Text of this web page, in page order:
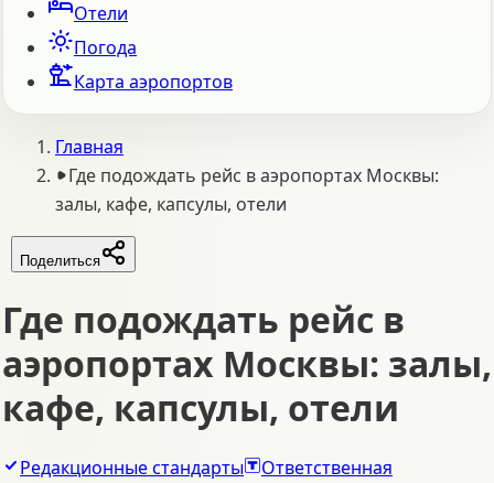
Отели
Погода
Карта аэропортов
Главная
Где подождать рейс в аэропортах Москвы:
залы, кафе, капсулы, отели
Поделиться
Где подождать рейс в
аэропортах Москвы: залы,
кафе, капсулы, отели
Редакционные стандарты
Ответственная